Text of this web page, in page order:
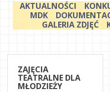
AKTUALNOŚCI
MDK
GALERIA ZDJĘĆ
ZAJĘCIA
TEATRALNE DLA
MŁODZIEŻY